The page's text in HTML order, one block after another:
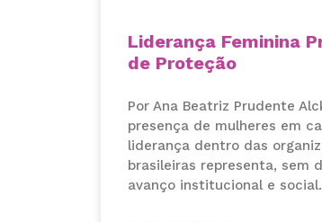
Liderança Feminina
de Proteção
Por Ana Beatriz Prudente
presença de mulheres em
liderança dentro das
brasileiras representa, sem
avanço institucional e social.